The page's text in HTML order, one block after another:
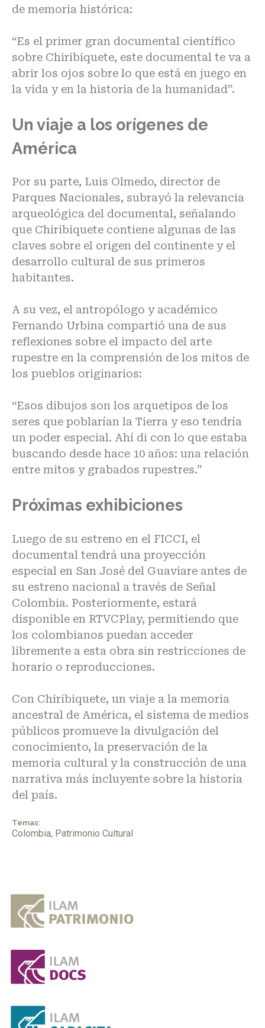
de memoria histórica:
“Es el primer gran documental científico
sobre Chiribiquete, este documental te va a
abrir los ojos sobre lo que está en juego en
la vida y en la historia de la humanidad”.
Un viaje a los orígenes de
América
Por su parte, Luis Olmedo, director de
Parques Nacionales, subrayó la relevancia
arqueológica del documental, señalando
que Chiribiquete contiene algunas de las
claves sobre el origen del continente y el
desarrollo cultural de sus primeros
habitantes.
A su vez, el antropólogo y académico
Fernando Urbina compartió una de sus
reflexiones sobre el impacto del arte
rupestre en la comprensión de los mitos de
los pueblos originarios:
“Esos dibujos son los arquetipos de los
seres que poblarían la Tierra y eso tendría
un poder especial. Ahí di con lo que estaba
buscando desde hace 10 años: una relación
entre mitos y grabados rupestres.”
Próximas exhibiciones
Luego de su estreno en el FICCI, el
documental tendrá una proyección
especial en San José del Guaviare antes de
su estreno nacional a través de Señal
Colombia. Posteriormente, estará
disponible en RTVCPlay, permitiendo que
los colombianos puedan acceder
libremente a esta obra sin restricciones de
horario o reproducciones.
Con Chiribiquete, un viaje a la memoria
ancestral de América, el sistema de medios
públicos promueve la divulgación del
conocimiento, la preservación de la
memoria cultural y la construcción de una
narrativa más incluyente sobre la historia
del país.
Temas:
Colombia, Patrimonio Cultural